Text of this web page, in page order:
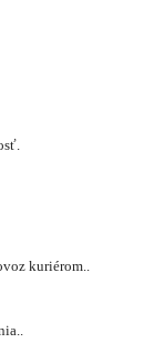
kuriérom..